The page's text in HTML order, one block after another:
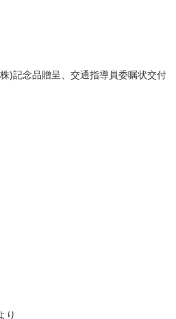
)記念品贈呈、交通指導員委嘱状交付
り